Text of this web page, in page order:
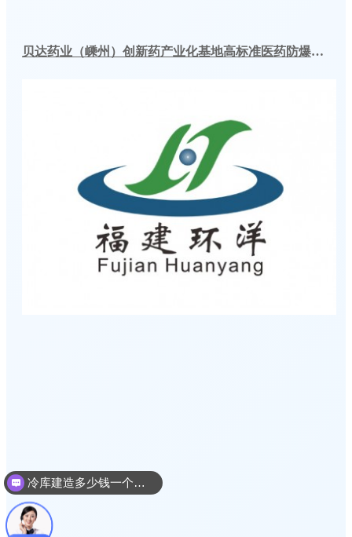
贝达药业（嵊州）创新药产业化基地高标准医药防爆冷库建造工程案例
冷库建造多少钱一个平方